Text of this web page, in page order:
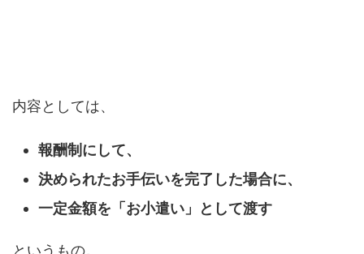
内容としては、
報酬制にして、
決められたお手伝いを完了した場合に、
一定金額を「お小遣い」として渡す
というもの。